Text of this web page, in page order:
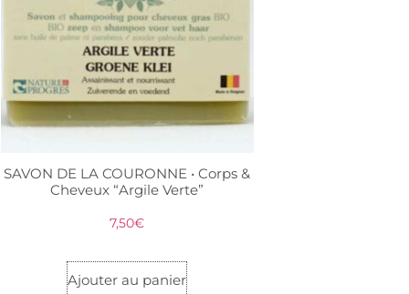
SAVON DE LA COURONNE • Corps &
Cheveux “Argile Verte”
7,50€
Ajouter au panier